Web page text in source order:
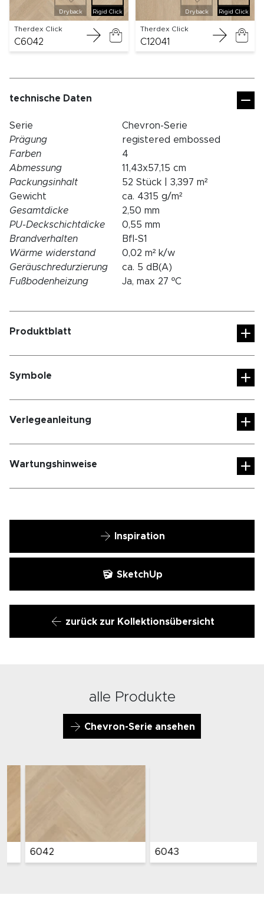
Rigid Click
Dryback
Therdex Click
C6042
Rigid Click
Dryback
Therdex Click
C12041
technische Daten
Serie
Chevron-Serie
Prägung
registered embossed
Farben
4
Abmessung
11,43x57,15 cm
Packungsinhalt
52 Stück | 3,397 m²
Gewicht
ca. 4315 g/m²
Gesamtdicke
2,50 mm
PU-Deckschichtdicke
0,55 mm
Brandverhalten
Bfl-S1
Wärme widerstand
0,02 m² k/w
Geräuschredurzierung
ca. 5 dB(A)
Fußbodenheizung
Ja, max 27 ºC
Produktblatt
Symbole
Verlegeanleitung
Wartungshinweise
zurück zur Kollektionsübersicht
Inspiration
SketchUp
alle Produkte
Chevron-Serie ansehen
6043 6044